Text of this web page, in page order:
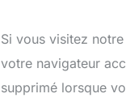
Si vous visitez
votre navigateur
supprimé lorsque